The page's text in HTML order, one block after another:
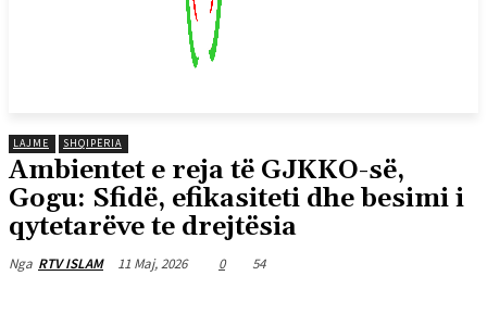
LAJME SHQIPËRIA
Ambientet e reja të GJKKO-së,
Gogu: Sfidë, efikasiteti dhe besimi i
qytetarëve te drejtësia
Nga RTV ISLAM 11 Maj, 2026 0 54